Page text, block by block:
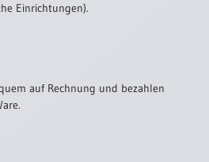
Einrichtungen).
auf Rechnung und bezahlen